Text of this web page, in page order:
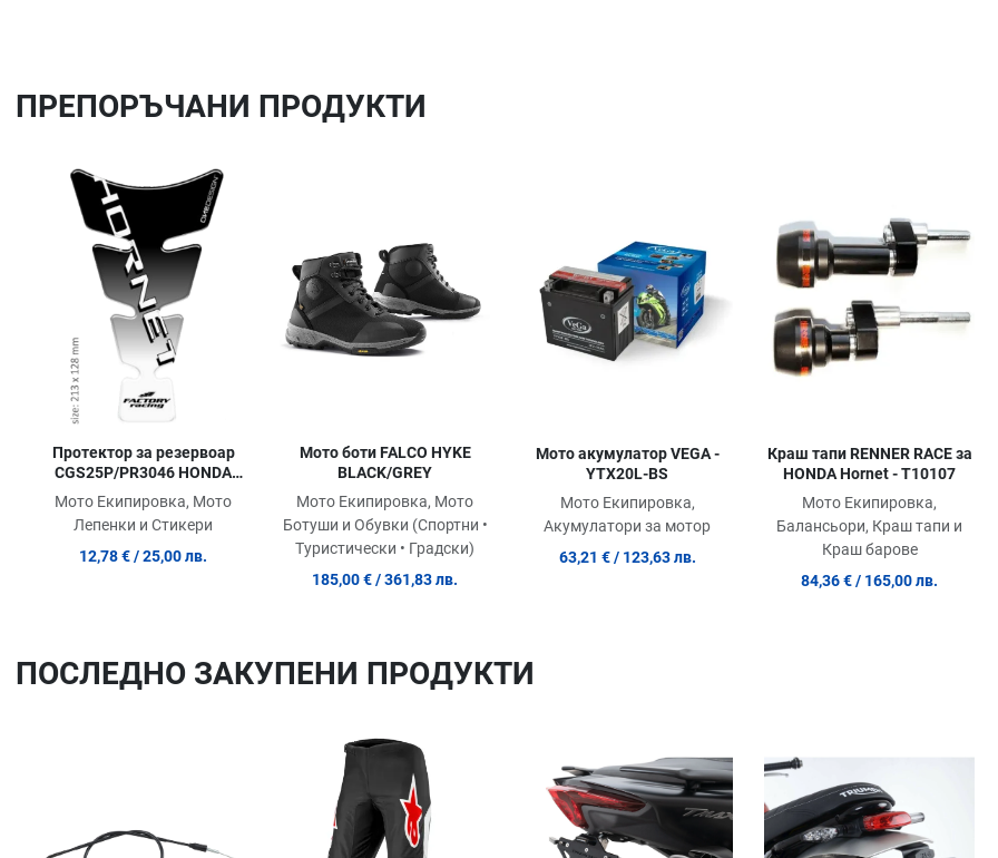
ПРЕПОРЪЧАНИ ПРОДУКТИ
Quick View
Протектор за резервоар
CGS25P/PR3046 HONDA
Мото Екипировка, Мото
Лепенки и Стикери
12,78 €/ 25,00 лв.
Quick View
Мото боти FALCO HYKE
BLACK/GREY
Мото Екипировка, Мото
Ботуши и Обувки (Спортни •
Туристически • Градски)
185,00 € / 361,83 лв.
Сравни продукт
Quick View
Мото акумулатор VEGA -
YTX20L-BS
Мото Екипировка,
Акумулатори за мотор
63,21 €/ 123,63 лв.
Краш тапи RENNER RACE за
HONDA Hornet - T10107
Мото Екипировка,
Балансьори, Краш тапи и
Краш барове
84,36 €/ 165,00 лв.
ПОСЛЕДНO ЗАКУПЕНИ ПРОДУКТИ
Добави в любими
Сравни продукт
Quick View
Сравни продукт
Quick View
Сравни продукт
Quick View